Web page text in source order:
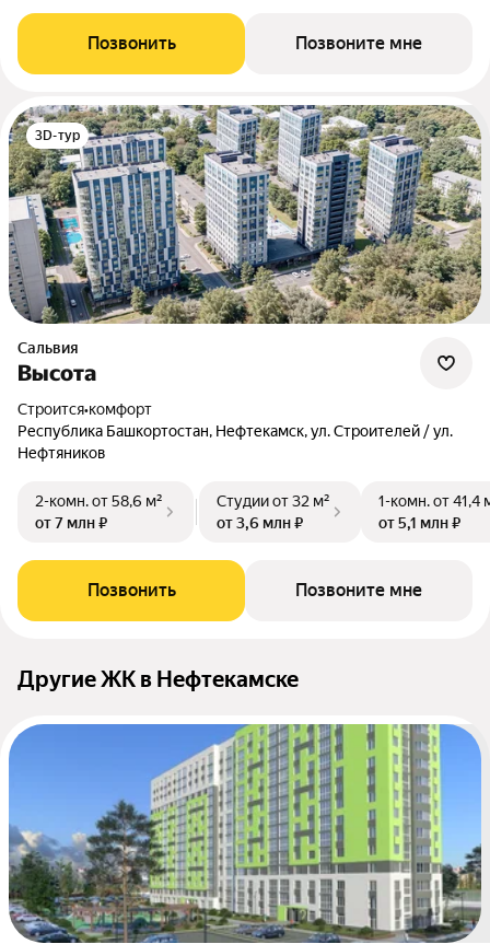
Позвонить Позвоните мне
3D-тур
Сальвия
Высота
Строится•комфорт
Республика Башкортостан, Нефтекамск, ул. Строителей / ул.
Нефтяников
2-комн.от 58,6 м²
от 7 млн ₽
Студииот 32 м²
от 3,6 млн ₽
1-комн.от 41,4
от 5,1 млн ₽
Позвонить Позвоните мне
Другие ЖК в Нефтекамске